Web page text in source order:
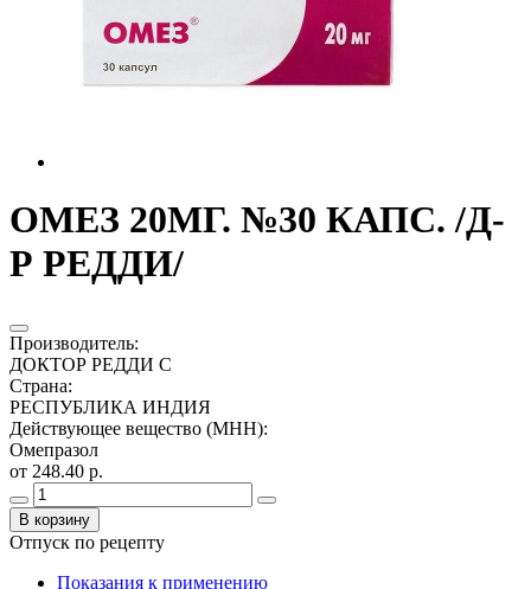
ОМЕЗ 20МГ. №30 КАПС. /Д-
Р РЕДДИ/
Производитель:
ДОКТОР РЕДДИ С
Страна:
РЕСПУБЛИКА ИНДИЯ
Действующее вещество (МНН):
Омепразол
от 248.40 р.
В корзину
Отпуск по рецепту
Показания к применению